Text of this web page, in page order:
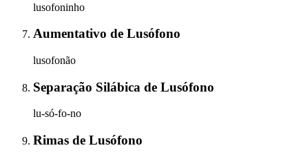
lusofoninho
Aumentativo de Lusófono
lusofonão
Separação Silábica de Lusófono
lu-só-fo-no
Rimas de Lusófono